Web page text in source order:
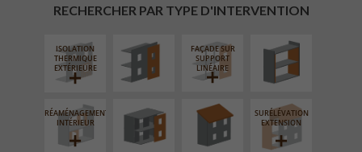
RECHERCHER PAR TYPE D'INTERVENTION
ISOLATION
THERMIQUE
EXTÉRIEURE
FAÇADE SUR
SUPPORT
LINÉAIRE
INTÉRIEURE
RÉAMÉNAGEMENT
INTÉRIEUR
FERMETURE
LOGGIAS
RÉFECTION DES
TOITURES
SURÉLÉVATION
EXTENSION
AMÉNAGEMENT
EXTÉRIEUR